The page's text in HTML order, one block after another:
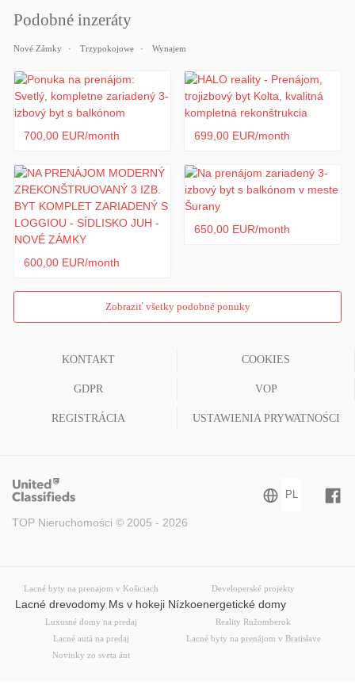
Podobné inzeráty
Nové Zámky Trzypokojowe Wynajem
700,00 EUR/month 699,00 EUR/month
600,00 EUR/month
650,00 EUR/month
Zobraziť všetky podobné ponuky
KONTAKT COOKIES
GDPR VOP
REGISTRÁCIA USTAWIENIA PRYWATNOŚCI
TOP Nieruchomości © 2005 - 2026
Lacné byty na prenajom v Košiciach Developerské projekty
Lacné drevodomy Ms v hokeji Nízkoenergetické domy
Luxusné domy na predaj
Reality Ružomberok
Lacné autá na predaj
Lacné byty na prenájom v Bratislave
Novinky zo sveta áut